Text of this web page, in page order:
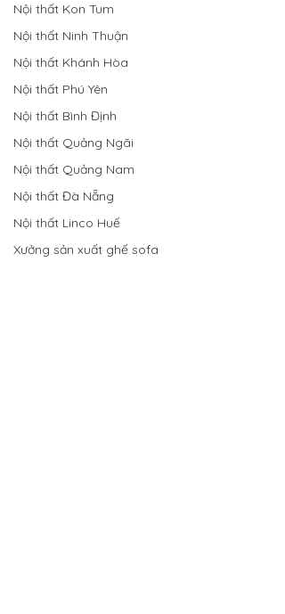
Nội thất Kon Tum
Nội thất Ninh Thuận
Nội thất Khánh Hòa
Nội thất Phú Yên
Nội thất Bình Định
Nội thất Quảng Ngãi
Nội thất Quảng Nam
Nội thất Đà Nẵng
Nội thất Linco Huế
Xưởng sản xuất ghế sofa